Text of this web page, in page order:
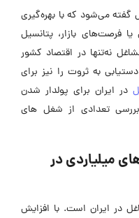
می‌شود که با بهره‌گیری
فرصت‌های بازار، پتانسیل
نه‌تنها در اقتصاد کشور
به ثروت را نیز برای
در ایران برای پولدار شدن
تعدادی از شغل های
میلیاردی در
در ایران است. با افزایش